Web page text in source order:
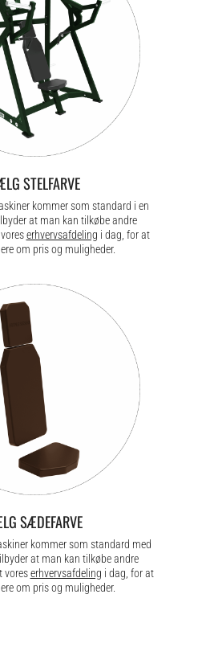
STELFARVE
kommer som standard i en
at man kan tilkøbe andre
erhvervsafdeling i dag, for at
om pris og muligheder.
SÆDEFARVE
kommer som standard med
at man kan tilkøbe andre
voreserhvervsafdeling i dag, for at
om pris og muligheder.